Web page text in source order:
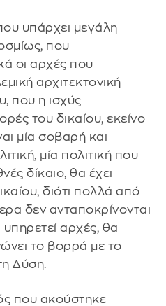
υπάρχει μεγάλη
που
οι αρχές που
αρχιτεκτονική
που η ισχύς
του δικαίου, εκείνο
μία σοβαρή και
μία πολιτική που
δίκαιο, θα έχει
διότι πολλά από
δεν ανταποκρίνονται
υπηρετεί αρχές, θα
το βορρά με το
Δύση.
που ακούστηκε